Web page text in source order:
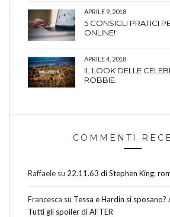
APRILE 9, 2018
5 CONSIGLI PRATICI
ONLINE!
APRILE 4, 2018
IL LOOK DELLE
ROBBIE.
COMMENTI
Raffaele su 22.11.63 di Stephen King:
Francesca su Tessa e Hardin si sposano?
Tutti gli spoiler di AFTER